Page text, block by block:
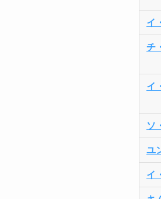
イ
チ
イ
ソ
ユ
イ